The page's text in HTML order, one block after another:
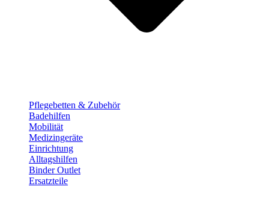
Pflege­betten & Zubehör
Badehilfen
Mobilität
Medizingeräte
Einrichtung
Alltags­hilfen
Binder Outlet
Ersatzteile